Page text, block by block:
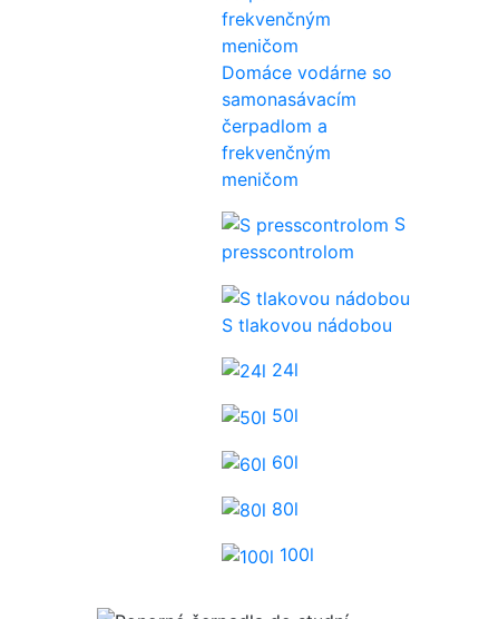
Domáce vodárne so
samonasávacím
čerpadlom a
frekvenčným
meničom
S
presscontrolom
S tlakovou nádobou
24l
50l
60l
80l
100l